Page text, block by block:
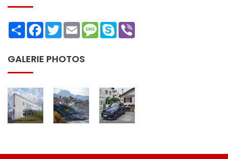
ShareFacebookTwitterEmailMessage
Skype
GALERIE PHOTOS